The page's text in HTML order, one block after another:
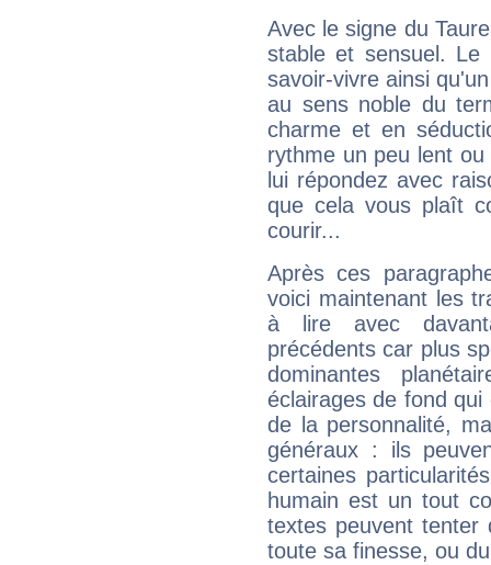
Avec le signe du
stable et sensuel.
savoir-vivre ainsi
au sens noble du
charme et en
rythme un peu lent
lui répondez avec
que cela vous plaît
courir...
Après ces
voici maintenant les
à lire avec
précédents car plus
dominantes
éclairages de fond
de la personnalité,
généraux : ils
certaines
humain est un tout
textes peuvent tenter
toute sa finesse, ou